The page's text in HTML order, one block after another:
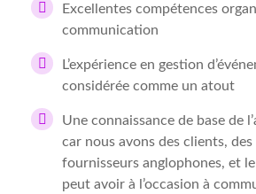
Excellentes compétences
communication
L’expérience en gestion
considérée comme un atout
Une connaissance de base de
car nous avons des clients,
fournisseurs anglophones, et
peut avoir à l’occasion à